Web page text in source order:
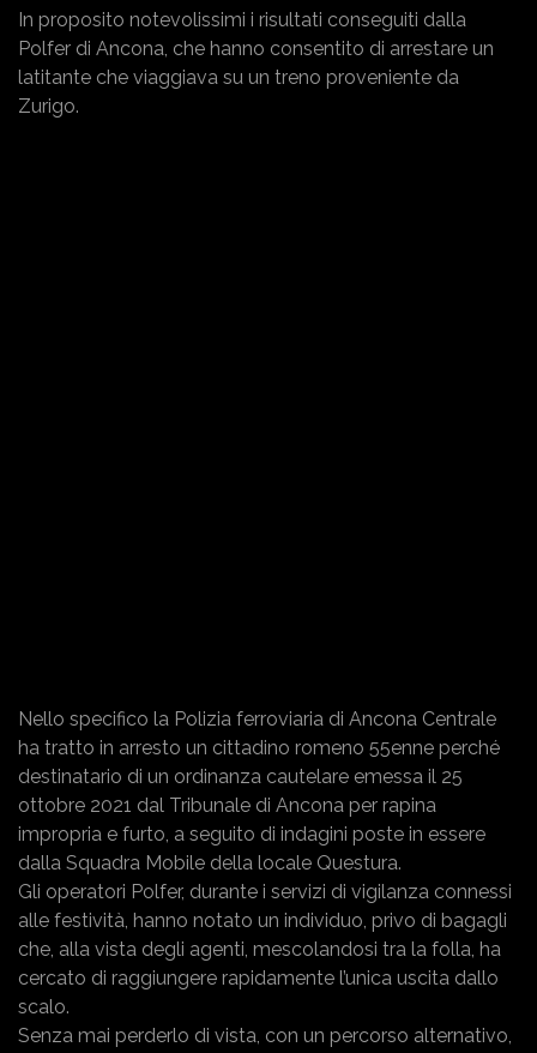
In proposito notevolissimi i risultati conseguiti dalla
Polfer di Ancona, che hanno consentito di arrestare un
latitante che viaggiava su un treno proveniente da
Zurigo.
Nello specifico la Polizia ferroviaria di Ancona Centrale
ha tratto in arresto un cittadino romeno 55enne perché
destinatario di un ordinanza cautelare emessa il 25
ottobre 2021 dal Tribunale di Ancona per rapina
impropria e furto, a seguito di indagini poste in essere
dalla Squadra Mobile della locale Questura.
Gli operatori Polfer, durante i servizi di vigilanza connessi
alle festività, hanno notato un individuo, privo di bagagli
che, alla vista degli agenti, mescolandosi tra la folla, ha
cercato di raggiungere rapidamente l’unica uscita dallo
scalo.
Senza mai perderlo di vista, con un percorso alternativo,